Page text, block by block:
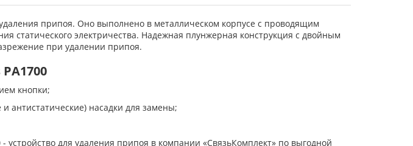
припоя. Оно выполнено в металлическом корпусе с проводящим
статического электричества. Надежная плунжерная конструкция с двойным
при удалении припоя.
кнопки;
антистатические) насадки для замены;
устройство для удаления припоя в компании «СвязьКомплект» по выгодной